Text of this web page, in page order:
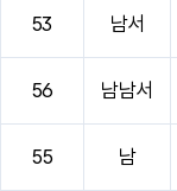
53 남서
56 남남서
55 남